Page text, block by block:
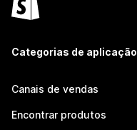
Categorias de aplicação
Canais de vendas
Encontrar produtos